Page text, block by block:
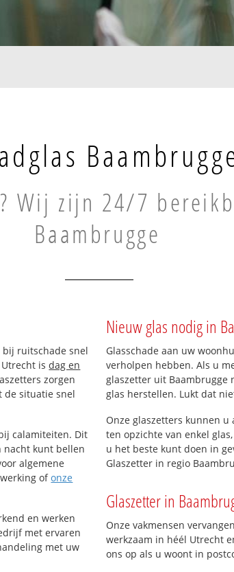
Wij zijn 24/7
Baambrugge
ruitschade snel
Utrecht isdag en
zorgen
de situatie snel
calamiteiten. Dit
nacht kunt bellen
algemene
ofonze
en werken
met ervaren
met uw
Nieuw glas nodig in
Glasschade aan uw
verholpen hebben. Als u
glaszetter uit Baambrugge
glas herstellen. Lukt dat
Onze glaszetters kunnen
ten opzichte van enkel
u het beste kunt doen in
Glaszetter in regio
Glaszetter in
Onze vakmensen
werkzaam in héél Utrecht
ons op als u woont in